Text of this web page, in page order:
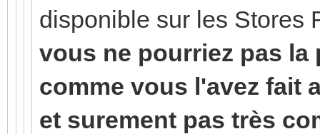
disponible sur les Stores
vous ne pourriez pas
comme vous l'avez fait
et surement pas très